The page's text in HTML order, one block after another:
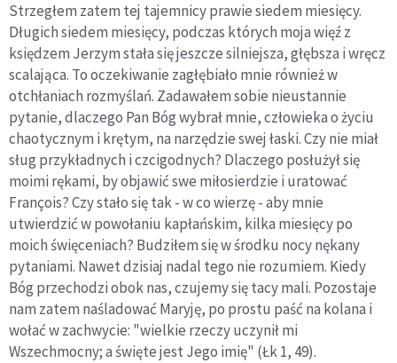
Strzegłem zatem tej tajemnicy prawie siedem miesięcy.
Długich siedem miesięcy, podczas których moja więź z
księdzem Jerzym stała się jeszcze silniejsza, głębsza i wręcz
scalająca. To oczekiwanie zagłębiało mnie również w
otchłaniach rozmyślań. Zadawałem sobie nieustannie
pytanie, dlaczego Pan Bóg wybrał mnie, człowieka o życiu
chaotycznym i krętym, na narzędzie swej łaski. Czy nie miał
sług przykładnych i czcigodnych? Dlaczego posłużył się
moimi rękami, by objawić swe miłosierdzie i uratować
François? Czy stało się tak - w co wierzę - aby mnie
utwierdzić w powołaniu kapłańskim, kilka miesięcy po
moich święceniach? Budziłem się w środku nocy nękany
pytaniami. Nawet dzisiaj nadal tego nie rozumiem. Kiedy
Bóg przechodzi obok nas, czujemy się tacy mali. Pozostaje
nam zatem naśladować Maryję, po prostu paść na kolana i
wołać w zachwycie: "wielkie rzeczy uczynił mi
Wszechmocny; a święte jest Jego imię" (Łk 1, 49).